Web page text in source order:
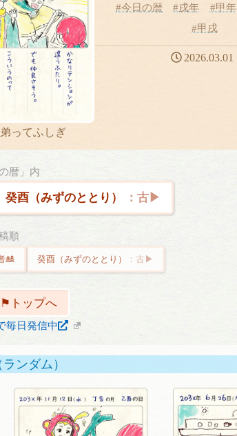
ってふしぎ
#今日の暦 #戌年 #甲年
#甲戌
2026.03.01
暦」内
癸酉（みずのととり）
順
癸酉（みずのととり）
🎎
トップへ
毎日発信中
ンダム）